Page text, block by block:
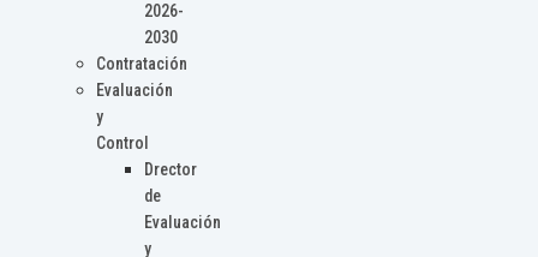
2026-
2030
Contratación
Evaluación
y
Control
Drector
de
Evaluación
y